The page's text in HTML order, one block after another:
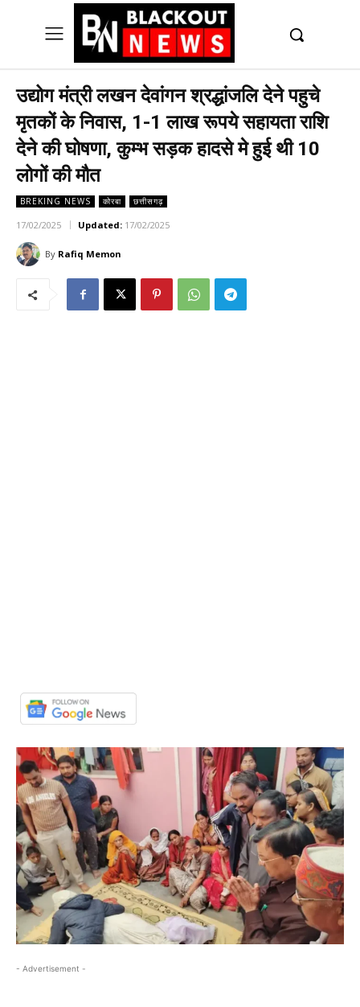
उद्योग मंत्री लखन देवांगन श्रद्धांजलि देने पहुचे
मृतकों के निवास, 1-1 लाख रूपये सहायता राशि
देने की घोषणा, कुम्भ सड़क हादसे मे हुई थी 10
लोगों की मौत
BREKING NEWS कोरबा छत्तीसगढ़
17/02/2025 Updated: 17/02/2025
By Rafiq Memon
- Advertisement -